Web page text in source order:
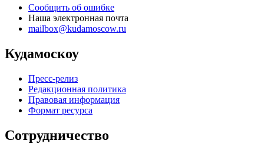
Сообщить об ошибке
Наша электронная почта
mailbox@kudamoscow.ru
Кудамоскоу
Пресс-релиз
Редакционная политика
Правовая информация
Формат ресурса
Сотрудничество